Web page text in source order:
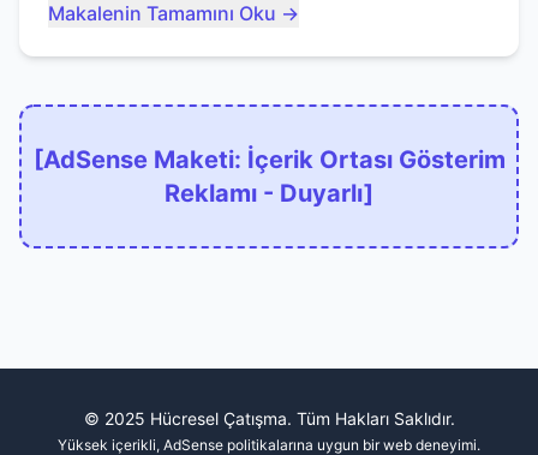
kaçınacağınızı anlatıyor...
Makalenin Tamamını Oku →
[AdSense Maketi: İçerik Ortası Gösterim
Reklamı - Duyarlı]
© 2025 Hücresel Çatışma. Tüm Hakları Saklıdır.
Yüksek içerikli, AdSense politikalarına uygun bir web deneyimi.